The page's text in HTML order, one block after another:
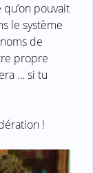
pouvait
le système
de
propre
… si tu
!